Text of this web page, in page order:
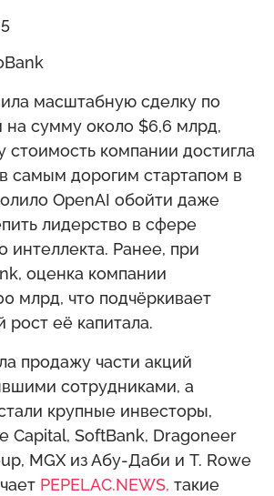
масштабную сделку по
на сумму около $6,6 млрд,
стоимость компании достигла
самым дорогим стартапом в
OpenAI обойти даже
лидерство в сфере
интеллекта. Ранее, при
оценка компании
млрд, что подчёркивает
рост её капитала.
продажу части акций
сотрудниками, а
крупные инвесторы,
Capital, SoftBank, Dragoneer
MGX из Абу-Даби и T. Rowe
PEPELAC.NEWS, такие